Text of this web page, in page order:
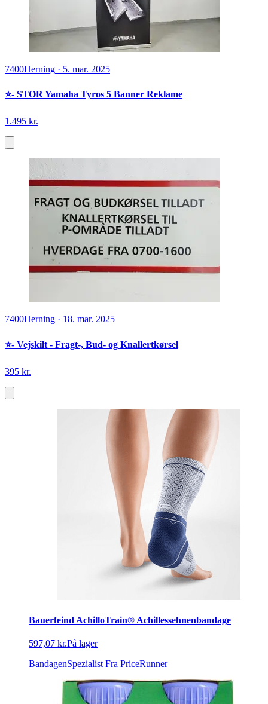
7400Herning · 5. mar. 2025
⭐️- STOR Yamaha Tyros 5 Banner Reklame
1.495 kr.
7400Herning · 18. mar. 2025
⭐️- Vejskilt - Fragt-, Bud- og Knallertkørsel
395 kr.
Bauerfeind AchilloTrain® Achillessehnenbandage
597,07 kr.På lager
BandagenSpezialist Fra PriceRunner